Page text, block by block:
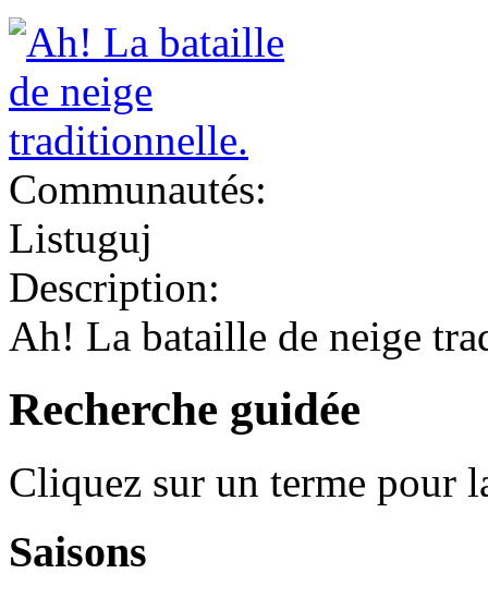
Communautés:
Listuguj
Description:
Ah! La bataille de neige
Recherche guidée
Cliquez sur un terme pour
Saisons